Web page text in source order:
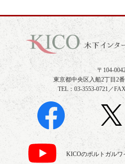
〒104-
東京都中央区入船2丁目2
TEL：03-3553-0721／
KICOのポルトガルワ